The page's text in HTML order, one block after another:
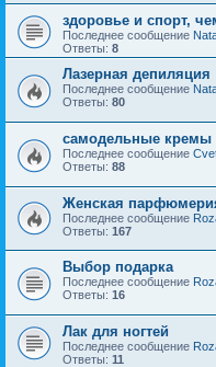
здоровье и спорт,
Последнее сообщение
Ответы: 8
Лазерная депиляция
Последнее сообщение
Ответы: 80
самодельные кремы
Последнее сообщение
Ответы: 88
Женская
Последнее сообщение
Ответы: 167
Выбор подарка
Последнее сообщение
Ответы: 16
Лак для ногтей
Последнее сообщение
Ответы: 11